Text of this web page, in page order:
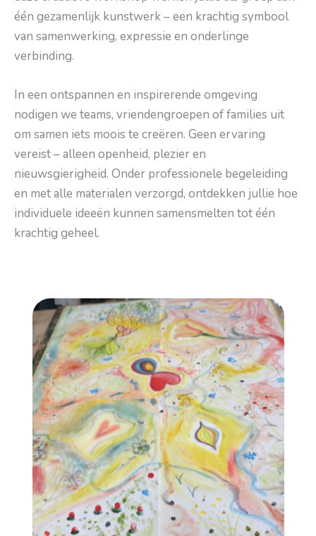
één gezamenlijk kunstwerk – een krachtig symbool
van samenwerking, expressie en onderlinge
verbinding.
In een ontspannen en inspirerende omgeving
nodigen we teams, vriendengroepen of families uit
om samen iets moois te creëren. Geen ervaring
vereist – alleen openheid, plezier en
nieuwsgierigheid. Onder professionele begeleiding
en met alle materialen verzorgd, ontdekken jullie hoe
individuele ideeën kunnen samensmelten tot één
krachtig geheel.